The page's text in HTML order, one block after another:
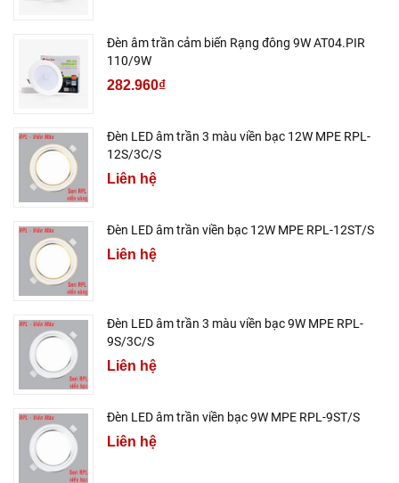
Đèn âm trần cảm biến Rạng đông 9W AT04.PIR
110/9W
282.960₫
Đèn LED âm trần 3 màu viền bạc 12W MPE RPL-
12S/3C/S
Liên hệ
Đèn LED âm trần viền bạc 12W MPE RPL-12ST/S
Liên hệ
Đèn LED âm trần 3 màu viền bạc 9W MPE RPL-
9S/3C/S
Liên hệ
Đèn LED âm trần viền bạc 9W MPE RPL-9ST/S
Liên hệ